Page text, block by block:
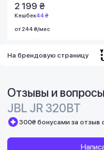
2 199 ₴
Кешбек44 ₴
от 244 ₴/мес
На брендовую страницу
Отзывы и вопросы
JBL JR 320BT
300₴ бонусами за отзыв